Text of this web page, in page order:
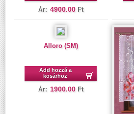
Ár: 4900.00 Ft
Alloro (SM)
Add hozzá a
kosárhoz
Ár: 1900.00 Ft